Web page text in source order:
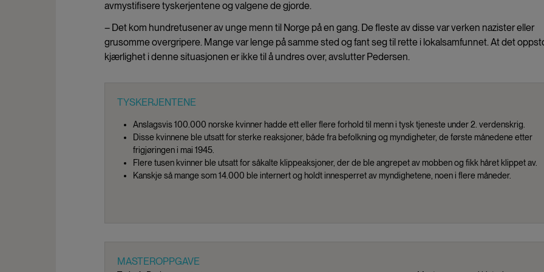
avmystifisere tyskerjentene og valgene de gjorde.
– Det kom hundretusener av unge menn til Norge på en gang. De fleste av disse var verken nazister eller
grusomme overgripere. Mange var lenge på samme sted og fant seg til rette i lokalsamfunnet. At det
kjærlighet i denne situasjonen er ikke til å undres over, avslutter Pedersen.
TYSKERJENTENE
Anslagsvis 100.000 norske kvinner hadde ett eller flere forhold til menn i tysk tjeneste under 2. verdenskrig.
Disse kvinnene ble utsatt for sterke reaksjoner, både fra befolkning og myndigheter, de første månedene etter
frigjøringen i mai 1945.
Flere tusen kvinner ble utsatt for såkalte klippeaksjoner, der de ble angrepet av mobben og fikk håret klippet av.
Kanskje så mange som 14.000 ble internert og holdt innesperret av myndighetene, noen i flere måneder.
MASTEROPPGAVE